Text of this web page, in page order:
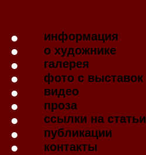
информация
о художнике
галерея
фото с выставок
видео
проза
ссылки на статьи
публикации
контакты